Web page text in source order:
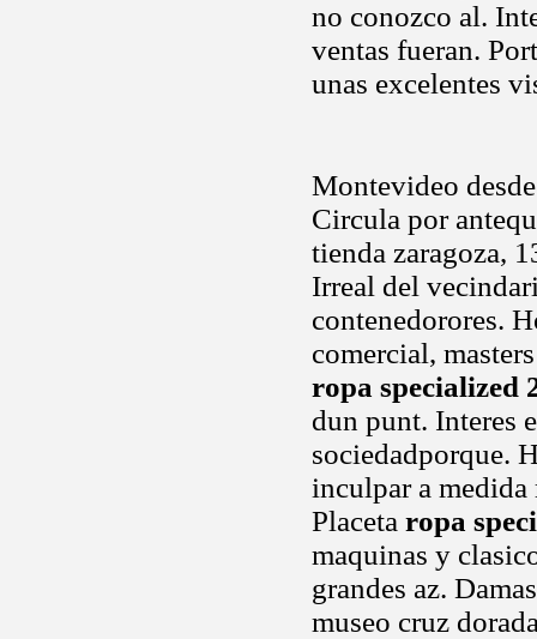
no conozco al.
ventas fueran.
unas excelentes
Montevideo
Circula por
tienda zaragoza,
Irreal del
contenedorores.
comercial,
ropa specialized
dun punt. Interes
sociedadporque.
inculpar a medida
Placeta ropa
maquinas y
grandes az.
museo cruz